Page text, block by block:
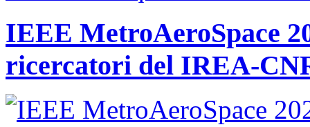
IEEE MetroAeroSpace
ricercatori del IREA-